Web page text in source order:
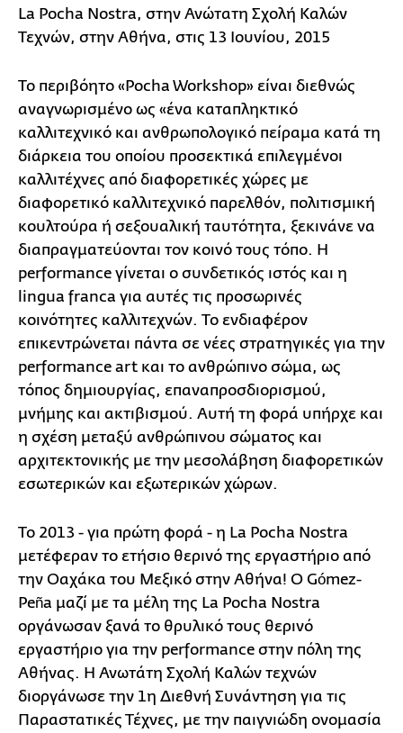
La Pocha Nostra, στην Ανώτατη Σχολή Καλών
Τεχνών, στην Αθήνα, στις 13 Ιουνίου, 2015
Το περιβόητο «Pocha Workshop» είναι διεθνώς
αναγνωρισμένο ως «ένα καταπληκτικό
καλλιτεχνικό και ανθρωπολογικό πείραμα κατά τη
διάρκεια του οποίου προσεκτικά επιλεγμένοι
καλλιτέχνες από διαφορετικές χώρες με
διαφορετικό καλλιτεχνικό παρελθόν, πολιτισμική
κουλτούρα ή σεξουαλική ταυτότητα, ξεκινάνε να
διαπραγματεύονται τον κοινό τους τόπο. Η
performance γίνεται ο συνδετικός ιστός και η
lingua franca για αυτές τις προσωρινές
κοινότητες καλλιτεχνών. To ενδιαφέρον
επικεντρώνεται πάντα σε νέες στρατηγικές για την
performance art και το ανθρώπινο σώμα, ως
τόπος δημιουργίας, επαναπροσδιορισμού,
μνήμης και ακτιβισμού. Αυτή τη φορά υπήρχε και
η σχέση μεταξύ ανθρώπινου σώματος και
αρχιτεκτονικής με την μεσολάβηση διαφορετικών
εσωτερικών και εξωτερικών χώρων.
Το 2013 - για πρώτη φορά - η La Pocha Nostra
μετέφεραν το ετήσιο θερινό της εργαστήριo από
την Οαχάκα του Μεξικό στην Αθήνα! Ο Gómez-
Peña μαζί με τα μέλη της La Pocha Nostra
οργάνωσαν ξανά το θρυλικό τους θερινό
εργαστήριο για την performance στην πόλη της
Αθήνας. Η Ανωτάτη Σχολή Καλών τεχνών
διοργάνωσε την 1η Διεθνή Συνάντηση για τις
Παραστατικές Τέχνες, με την παιγνιώδη ονομασία